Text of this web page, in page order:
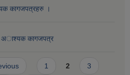
कागजपत्रहरु ।
अाश्यक कागजपत्र
1 2 3